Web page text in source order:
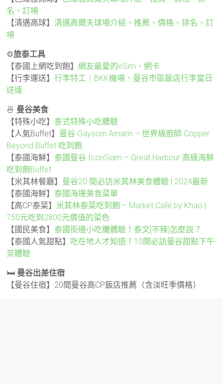
名、訂場
【清邁高球】清邁高爾夫球場介紹、推薦、價格、排名、訂
場
⚙️旅泰工具
【泰國上網吃到飽】網友最愛的eSim、網卡
【行李運送】行李特工｜BKK機場、曼谷市區飯店行李當日
送達
🍜 曼谷美食
【特殊小吃】泰式特殊小吃體驗
【人氣Buffet】 曼谷 Gaysorn Amarin – 世界級廚師 Copper
Beyond Buffet 吃到飽
【泰國海鮮】泰國曼谷 IconSiam – Great Harbour 高級海鮮
吃到飽Buffet
【米其林餐廳】 曼谷20 間必訪米其林美食體驗 | 2024最新
【泰國海鮮】泰國海邊美食菜單
【高CP泰菜】 米其林泰菜吃到飽 – Market Café by Khao |
750元吃到2800元價值的菜色
【國民美食】泰國街邊小吃攤體驗！泰文[不辣]怎麼說？
【泰國人氣甜點】 吃在地人才知道！10間必訪曼谷甜點下午
茶體驗
🛏️ 曼谷出差住宿
【曼谷住宿】20間曼谷高CP飯店推薦（含淡旺季價格）